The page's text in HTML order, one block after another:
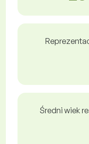
Średni wiek